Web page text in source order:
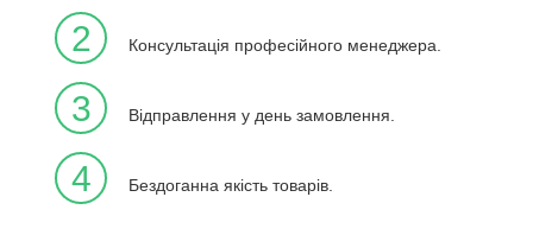
2 Консультація професійного менеджера.
3 Відправлення у день замовлення.
4 Бездоганна якість товарів.